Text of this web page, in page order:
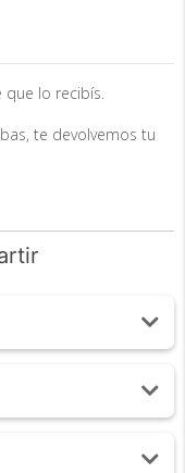
que lo recibís.
te devolvemos tu
el producto
100% de tu
de
de